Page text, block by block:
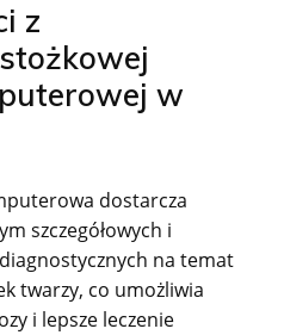
z
w
dostarcza
szczegółowych i
na temat
twarzy, co umożliwia
i lepsze leczenie